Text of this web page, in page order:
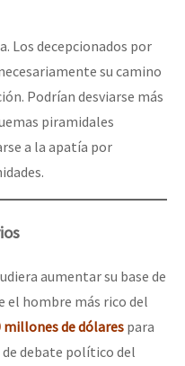
Los decepcionados por
su camino
Podrían desviarse más
piramidales
a la apatía por
aumentar su base de
el hombre más rico del
millones de dólares para
debate político del